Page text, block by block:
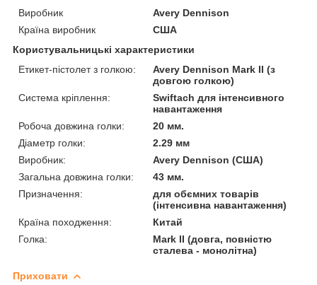
Виробник
Avery Dennison
Країна виробник
США
Користувальницькі характеристики
Етикет-пістолет з голкою:
Avery Dennison Mark II (з
довгою голкою)
Система кріплення:
Swiftach для інтенсивного
навантаження
Робоча довжина голки:
20 мм.
Діаметр голки:
2.29 мм
Виробник:
Avery Dennison (США)
Загальна довжина голки:
43 мм.
Призначення:
для обємних товарів
(інтенсивна навантаження)
Країна походження:
Китай
Голка:
Mark II (довга, повністю
сталева - монолітна)
Приховати